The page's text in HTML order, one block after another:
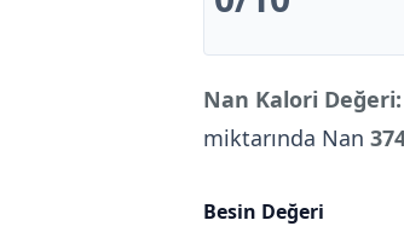
Nan Kalori Değeri:
miktarında Nan
Besin Değeri